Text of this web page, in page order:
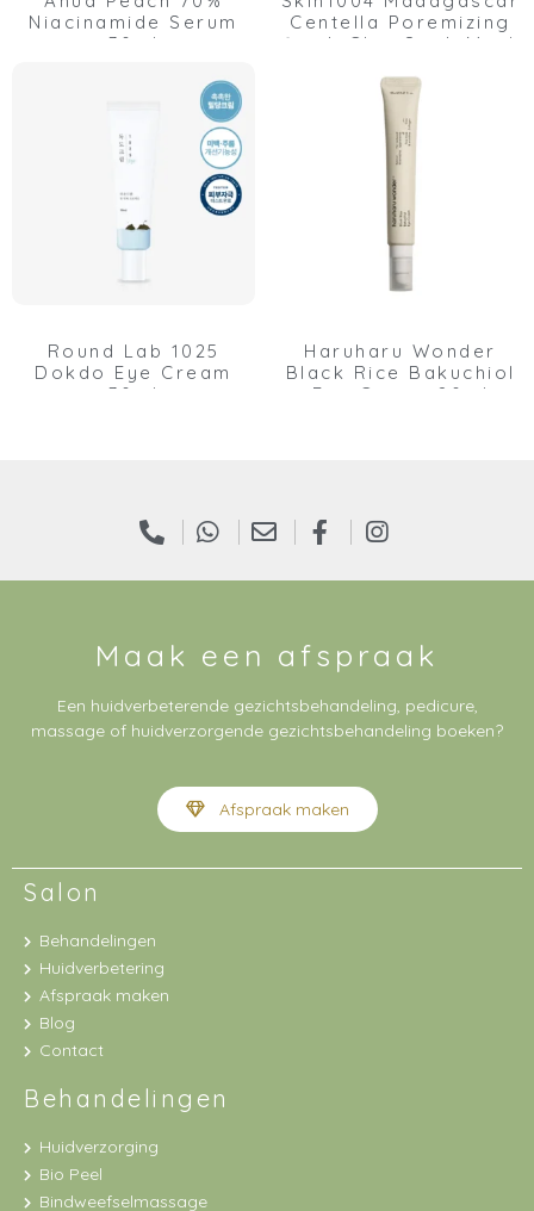
Niacinamide Serum
30ml
Centella Poremizing
Quick Clay Stick Mask
Round Lab 1025
Dokdo Eye Cream
30ml
Haruharu Wonder
Black Rice Bakuchiol
Eye Cream 20ml
Maak een afspraak
Een huidverbeterende gezichtsbehandeling, pedicure,
massage of huidverzorgende gezichtsbehandeling boeken?
Afspraak maken
Salon
Behandelingen
Huidverbetering
Afspraak maken
Blog
Contact
Behandelingen
Huidverzorging
Bio Peel
Bindweefselmassage